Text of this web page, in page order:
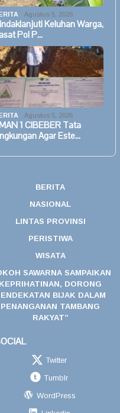
Agustus 5, 2026
Keluhan Warga,
Pol P…
Agustus 5, 2026
1 CIBEBER Tata
Agar Este…
BERITA
NASIONAL
LINTAS PROVINSI
PERISTIWA
WISATA
SAWARNA SAMPAIKAN
KEPRIHATINAN, DORONG
BIJAK DALAM
PENANGANAN TAMBANG
RAKYAT”
Twitter
Tumblr
WordPress